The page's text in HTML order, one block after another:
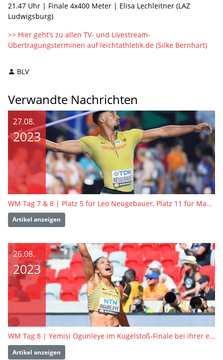
21.47 Uhr | Finale 4x400 Meter | Elisa Lechleitner (LAZ
Ludwigsburg)
>> Hier geht’s zu allen TV- und Livestream-
Übertragungsterminen auf leichtathletik.de (Silke Bernhart)
BLV
Verwandte Nachrichten
27.08.
2023
WM Tag 7 & 8 | Platz 5 für Leo Neugebauer, Platz 11 für Manuel Eitel - so verlief der Zehnkampf
Artikel anzeigen
26.08.
2023
WM Tag 8 | Yemisi Ogunleye im Kugelstoß-Finale bei ihrer ersten WM und Carolina Krafzik in der 4x400 Meter Staffel
Artikel anzeigen